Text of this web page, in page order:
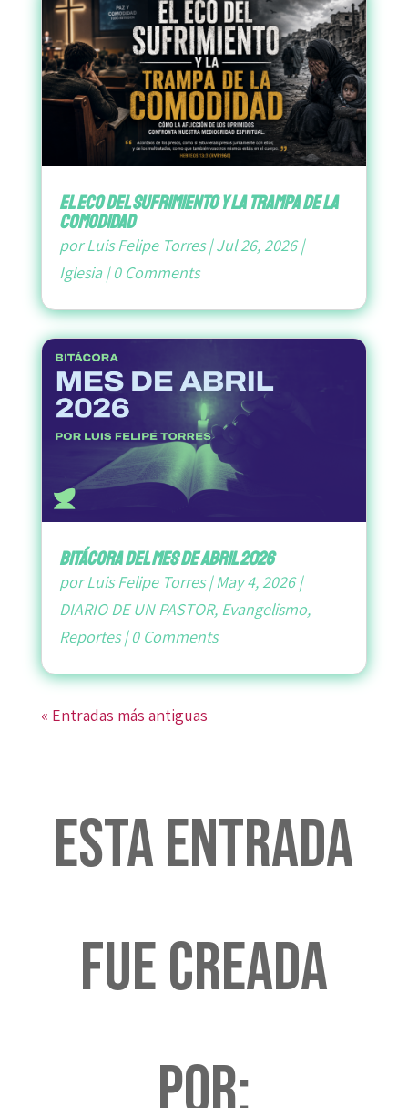
El Eco del Sufrimiento y la Trampa de la
Comodidad
porLuis Felipe Torres|Jul 26, 2026|
Iglesia|0 Comments
bitácora del mes de abril 2026
porLuis Felipe Torres|May 4, 2026|
DIARIO DE UN PASTOR, Evangelismo,
Reportes|0 Comments
« Entradas más antiguas
Esta entrada
fue creada